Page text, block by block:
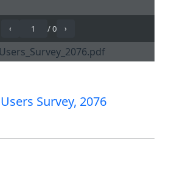
Survey, 2076